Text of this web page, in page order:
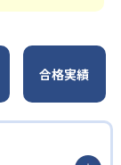
合格実績